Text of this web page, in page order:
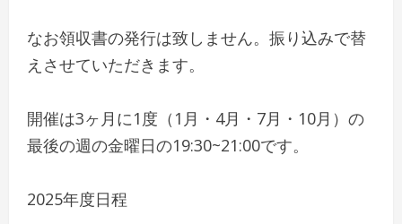
なお領収書の発行は致しません。振り込みで替
えさせていただきます。
開催は3ヶ月に1度（1月・4月・7月・10月）の
最後の週の金曜日の19:30~21:00です。
2025年度日程